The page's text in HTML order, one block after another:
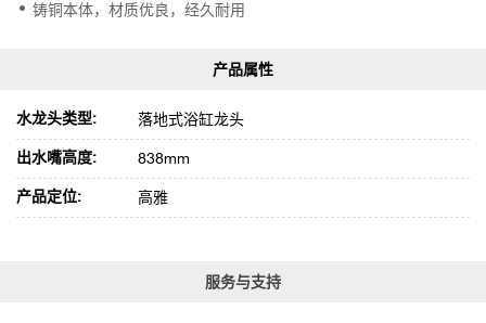
铸铜本体，材质优良，经久耐用
水龙头类型: 落地式浴缸龙头
出水嘴高度: 838mm
产品定位: 高雅
服务与支持